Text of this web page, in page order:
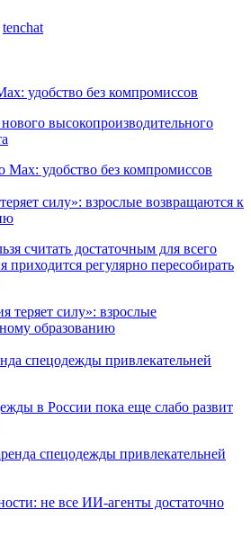
tenchat
удобство без компромиссов
нового высокопроизводительного
силу»: взрослые возвращаются к
считать достаточным для всего
приходится регулярно пересобирать
спецодежды привлекательней
в России пока еще слабо развит
не все ИИ-агенты достаточно